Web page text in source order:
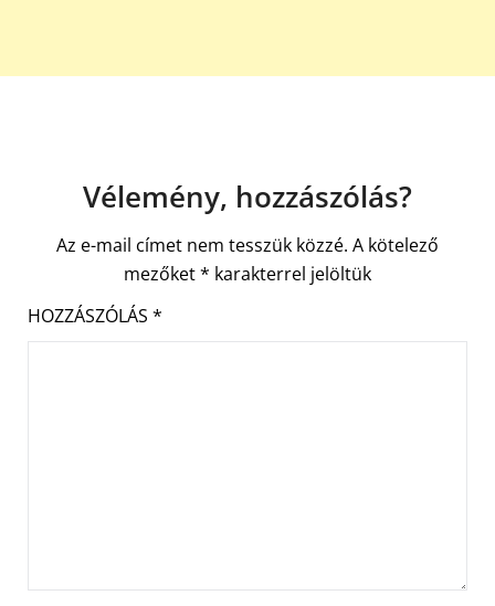
Vélemény, hozzászólás?
Az e-mail címet nem tesszük közzé. A kötelező
mezőket* karakterrel jelöltük
HOZZÁSZÓLÁS *